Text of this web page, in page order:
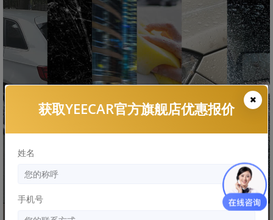
获取YEECAR官方旗舰店优惠报价
姓名
手机号